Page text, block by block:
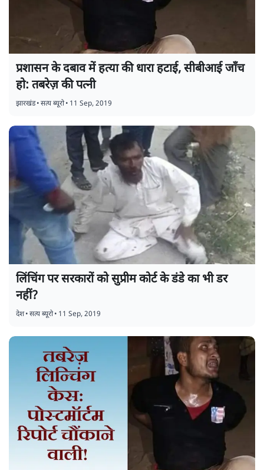
प्रशासन के दबाव में हत्या की धारा हटाई, सीबीआई जाँच
हो: तबरेज़ की पत्नी
झारखंड•सत्य ब्यूरो• 11 Sep, 2019
लिंचिंग पर सरकारों को सुप्रीम कोर्ट के डंडे का भी डर
नहीं?
देश•सत्य ब्यूरो• 11 Sep, 2019